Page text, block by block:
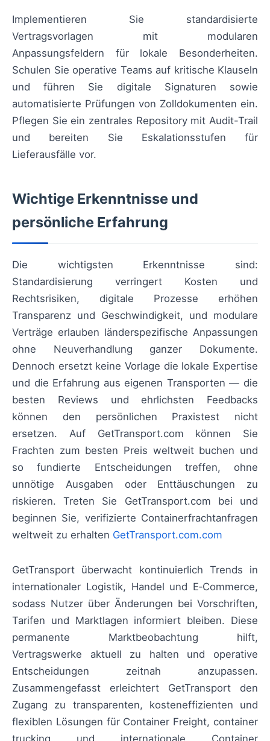
Implementieren Sie standardisierte
Vertragsvorlagen mit modularen
Anpassungsfeldern für lokale Besonderheiten.
Schulen Sie operative Teams auf kritische Klauseln
und führen Sie digitale Signaturen sowie
automatisierte Prüfungen von Zolldokumenten ein.
Pflegen Sie ein zentrales Repository mit Audit-Trail
und bereiten Sie Eskalationsstufen für
Lieferausfälle vor.
Wichtige Erkenntnisse und
persönliche Erfahrung
Die wichtigsten Erkenntnisse sind:
Standardisierung verringert Kosten und
Rechtsrisiken, digitale Prozesse erhöhen
Transparenz und Geschwindigkeit, und modulare
Verträge erlauben länderspezifische Anpassungen
ohne Neuverhandlung ganzer Dokumente.
Dennoch ersetzt keine Vorlage die lokale Expertise
und die Erfahrung aus eigenen Transporten — die
besten Reviews und ehrlichsten Feedbacks
können den persönlichen Praxistest nicht
ersetzen. Auf GetTransport.com können Sie
Frachten zum besten Preis weltweit buchen und
so fundierte Entscheidungen treffen, ohne
unnötige Ausgaben oder Enttäuschungen zu
riskieren. Treten Sie GetTransport.com bei und
beginnen Sie, verifizierte Containerfrachtanfragen
weltweit zu erhalten GetTransport.com.com
GetTransport überwacht kontinuierlich Trends in
internationaler Logistik, Handel und E‑Commerce,
sodass Nutzer über Änderungen bei Vorschriften,
Tarifen und Marktlagen informiert bleiben. Diese
permanente Marktbeobachtung hilft,
Vertragswerke aktuell zu halten und operative
Entscheidungen zeitnah anzupassen.
Zusammengefasst erleichtert GetTransport den
Zugang zu transparenten, kosteneffizienten und
flexiblen Lösungen für Container Freight, container